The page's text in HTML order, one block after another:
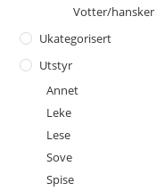
Votter/hansker
Ukategorisert
Utstyr
Annet
Leke
Lese
Sove
Spise